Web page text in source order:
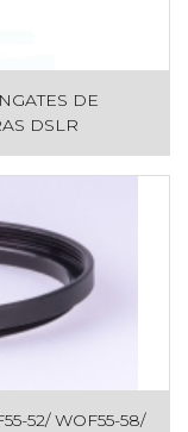
DE
DSLR
52/ WOF55-58/